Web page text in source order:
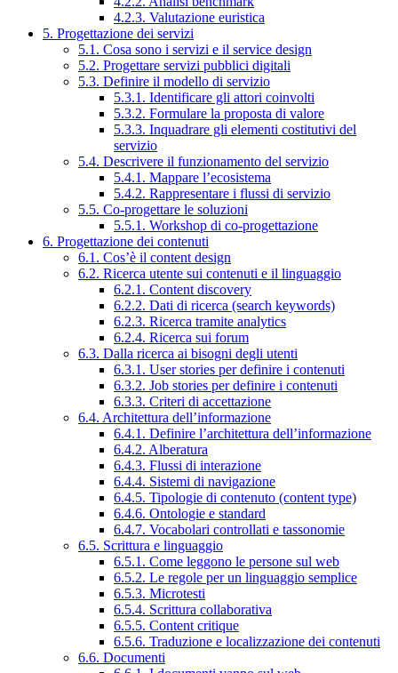
4.2.3. Valutazione euristica
5. Progettazione dei servizi
5.1. Cosa sono i servizi e il service design
5.2. Progettare servizi pubblici digitali
5.3. Definire il modello di servizio
5.3.1. Identificare gli attori coinvolti
5.3.2. Formulare la proposta di valore
5.3.3. Inquadrare gli elementi costitutivi del
servizio
5.4. Descrivere il funzionamento del servizio
5.4.1. Mappare l’ecosistema
5.4.2. Rappresentare i flussi di servizio
5.5. Co-progettare le soluzioni
5.5.1. Workshop di co-progettazione
6. Progettazione dei contenuti
6.1. Cos’è il content design
6.2. Ricerca utente sui contenuti e il linguaggio
6.2.1. Content discovery
6.2.2. Dati di ricerca (search keywords)
6.2.3. Ricerca tramite analytics
6.2.4. Ricerca sui forum
6.3. Dalla ricerca ai bisogni degli utenti
6.3.1. User stories per definire i contenuti
6.3.2. Job stories per definire i contenuti
6.3.3. Criteri di accettazione
6.4. Architettura dell’informazione
6.4.1. Definire l’architettura dell’informazione
6.4.2. Alberatura
6.4.3. Flussi di interazione
6.4.4. Sistemi di navigazione
6.4.5. Tipologie di contenuto (content type)
6.4.6. Ontologie e standard
6.4.7. Vocabolari controllati e tassonomie
6.5. Scrittura e linguaggio
6.5.1. Come leggono le persone sul web
6.5.2. Le regole per un linguaggio semplice
6.5.3. Microtesti
6.5.4. Scrittura collaborativa
6.5.5. Content critique
6.5.6. Traduzione e localizzazione dei contenuti
6.6. Documenti